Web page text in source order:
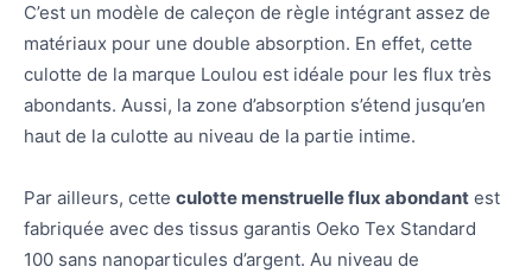
C’est un modèle de caleçon de règle intégrant assez de
matériaux pour une double absorption. En effet, cette
culotte de la marque Loulou est idéale pour les flux très
abondants. Aussi, la zone d’absorption s’étend jusqu’en
haut de la culotte au niveau de la partie intime.
Par ailleurs, cette culotte menstruelle flux abondant est
fabriquée avec des tissus garantis Oeko Tex Standard
100 sans nanoparticules d’argent. Au niveau de